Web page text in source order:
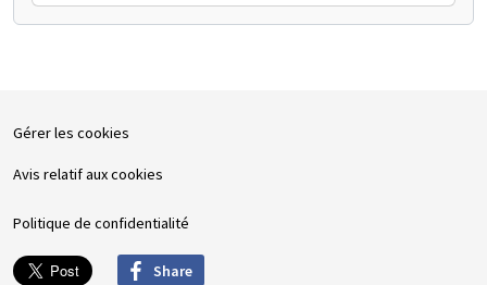
Gérer les cookies
Avis relatif aux cookies
Politique de confidentialité
Share